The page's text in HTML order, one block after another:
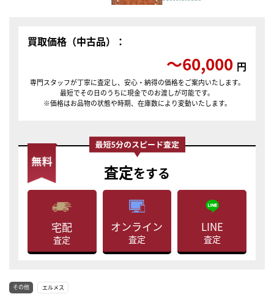
買取価格（中古品）：
〜60,000 円
専門スタッフが丁寧に査定し、安心・納得の価格をご案内いたします。
最短でその日のうちに現金でのお渡しが可能です。
※価格はお品物の状態や時期、在庫数により変動いたします。
査定をする
宅配
査定
オンライン
査定
LINE
査定
その他 エルメス